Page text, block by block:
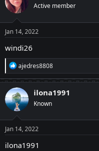
i
o
n
s
:
Active member
Jan 14, 2022
windi26
R
e
a
c
t
i
o
n
s
:
ajedres8808
ilona1991
Known
Jan 14, 2022
ilona1991